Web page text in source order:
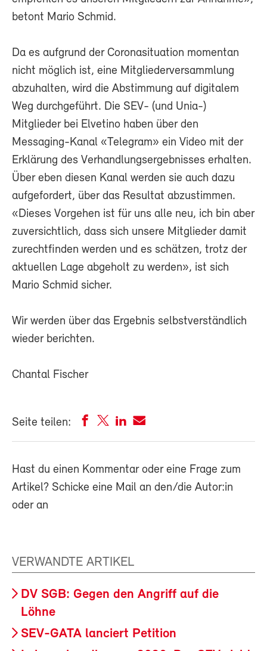
betont Mario Schmid.
Da es aufgrund der Coronasituation momentan
nicht möglich ist, eine Mitgliederversammlung
abzuhalten, wird die Abstimmung auf digitalem
Weg durchgeführt. Die SEV- (und Unia-)
Mitglieder bei Elvetino haben über den
Messaging-Kanal «Telegram» ein Video mit der
Erklärung des Verhandlungsergebnisses erhalten.
Über eben diesen Kanal werden sie auch dazu
aufgefordert, über das Resultat abzustimmen.
«Dieses Vorgehen ist für uns alle neu, ich bin aber
zuversichtlich, dass sich unsere Mitglieder damit
zurechtfinden werden und es schätzen, trotz der
aktuellen Lage abgeholt zu werden», ist sich
Mario Schmid sicher.
Wir werden über das Ergebnis selbstverständlich
wieder berichten.
Chantal Fischer
Seite teilen:
Hast du einen Kommentar oder eine Frage zum
Artikel? Schicke eine Mail an den/die Autor:in
oder an
VERWANDTE ARTIKEL
DV SGB: Gegen den Angriff auf die
Löhne
SEV-GATA lanciert Petition